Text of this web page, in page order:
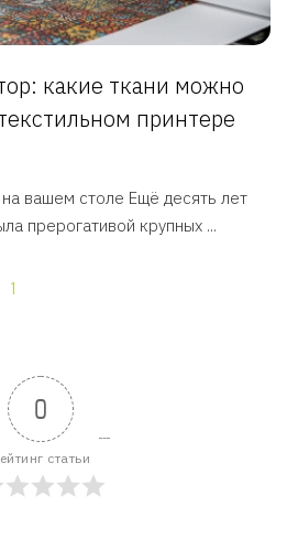
какие ткани можно
принтере
вашем столе Ещё десять лет
прерогативой крупных ...
1
0
статьи